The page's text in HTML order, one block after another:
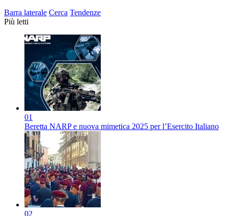
Barra laterale Cerca Tendenze
Più letti
01
Beretta NARP e nuova mimetica 2025 per l’Esercito Italiano
02